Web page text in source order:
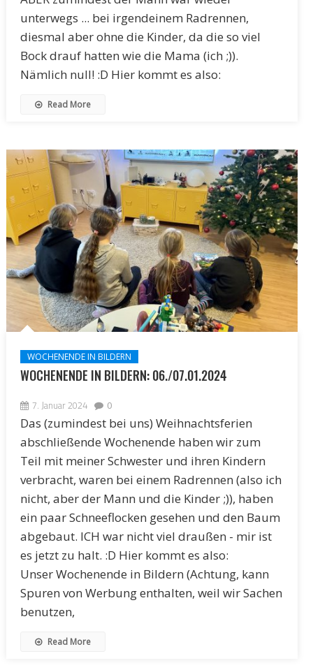
unterwegs ... bei irgendeinem Radrennen,
diesmal aber ohne die Kinder, da die so viel
Bock drauf hatten wie die Mama (ich ;)).
Nämlich null! :D Hier kommt es also:
Read More
WOCHENENDE IN BILDERN
WOCHENENDE IN BILDERN: 06./07.01.2024
7. Januar 2024 0
Das (zumindest bei uns) Weihnachtsferien
abschließende Wochenende haben wir zum
Teil mit meiner Schwester und ihren Kindern
verbracht, waren bei einem Radrennen (also ich
nicht, aber der Mann und die Kinder ;)), haben
ein paar Schneeflocken gesehen und den Baum
abgebaut. ICH war nicht viel draußen - mir ist
es jetzt zu halt. :D Hier kommt es also:
Unser Wochenende in Bildern (Achtung, kann
Spuren von Werbung enthalten, weil wir Sachen
benutzen,
Read More